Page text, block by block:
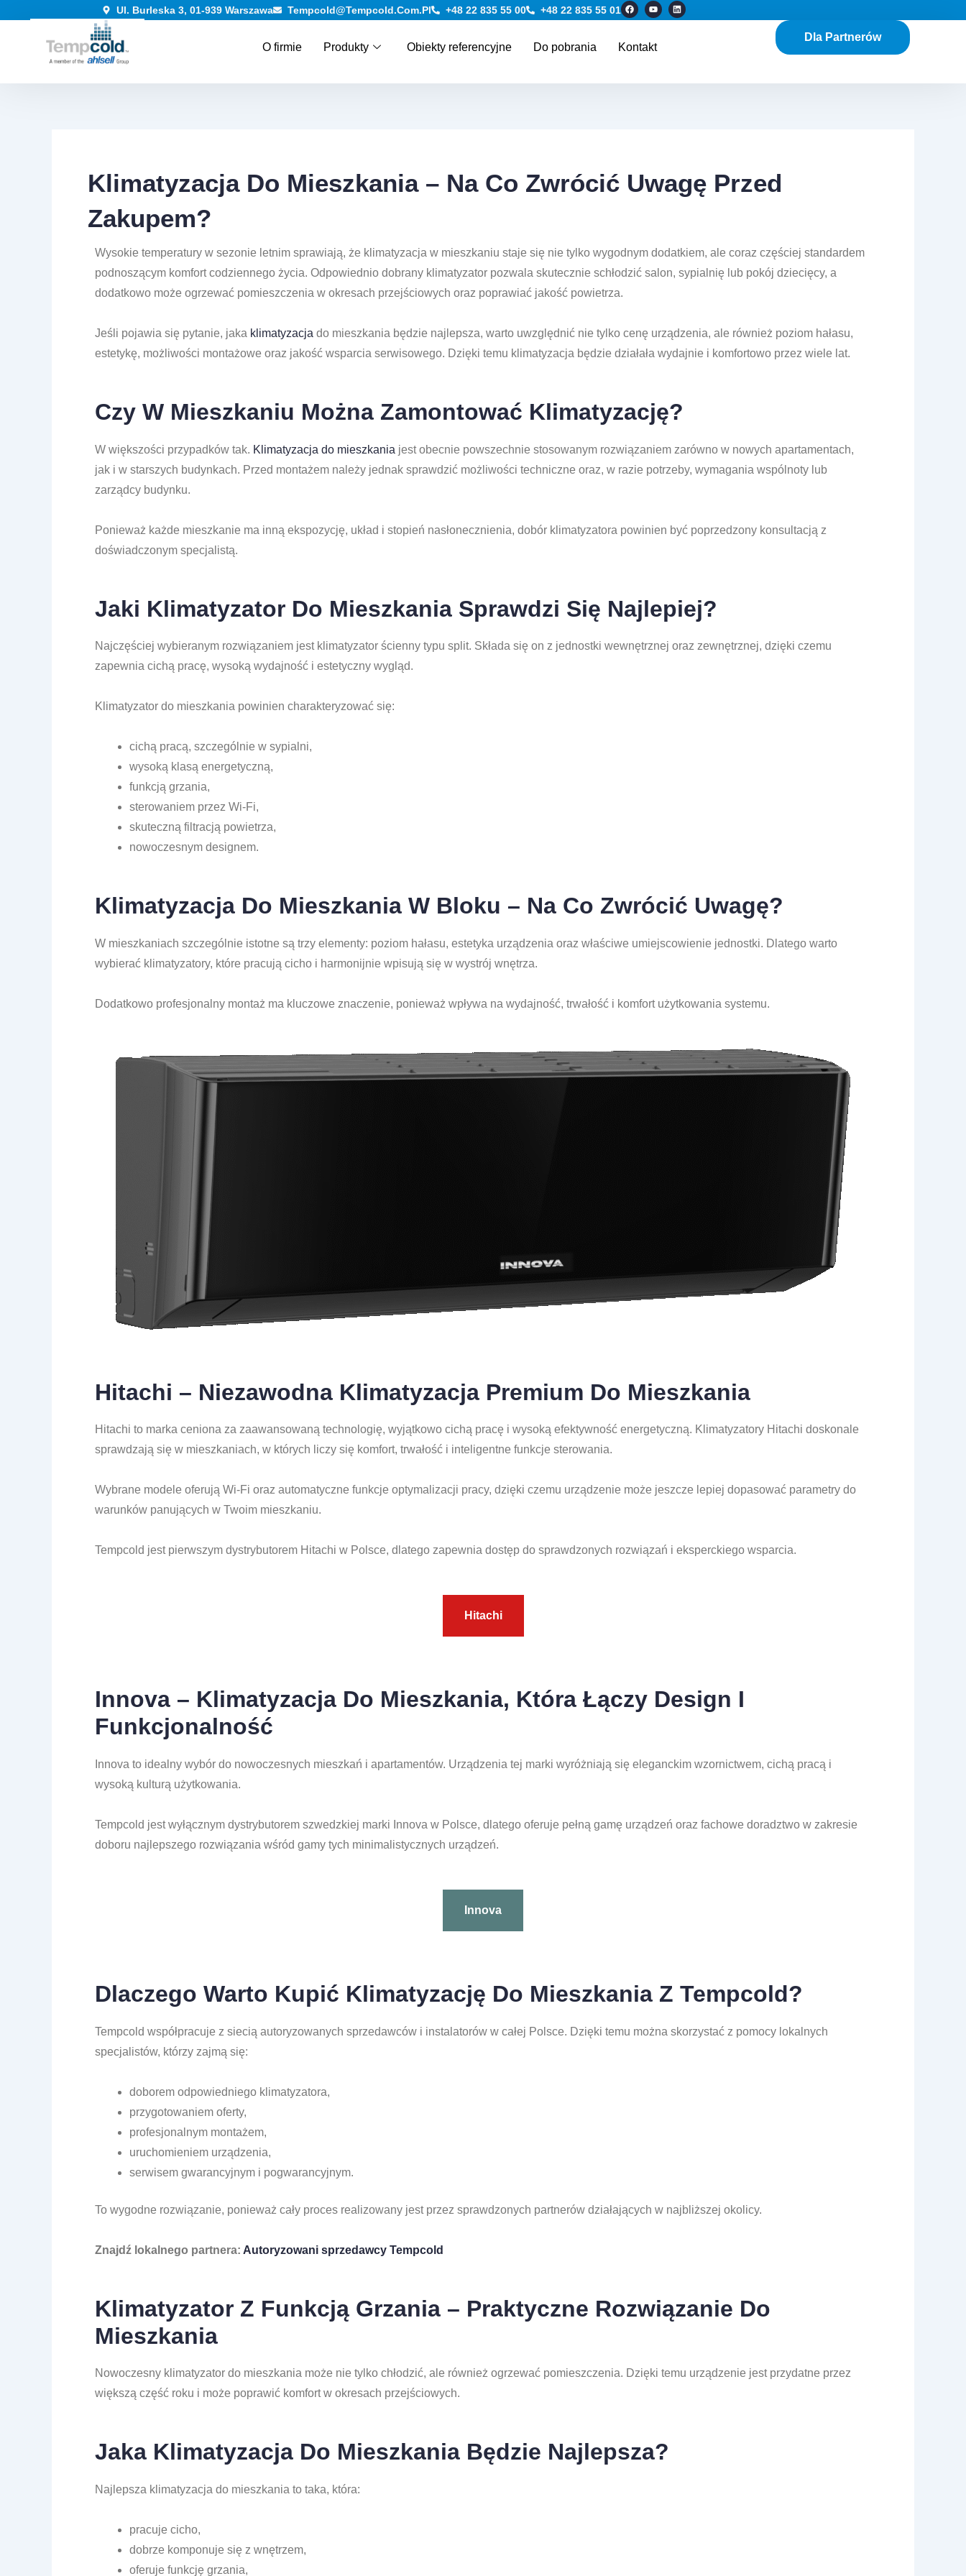
Ul. Burleska 3, 01-939 Warszawa Tempcold@tempcold.com.pl +48 22 835 55 00 +48 22 835 55 01
F
a
c
o
Y
o
u
b
L
i
n
O firmie Produkty Obiekty referencyjne Do pobrania Kontakt
Dla Partnerów
Klimatyzacja Do Mieszkania – Na Co Zwrócić Uwagę Przed
Zakupem?
Wysokie temperatury w sezonie letnim sprawiają, że klimatyzacja w mieszkaniu staje się nie tylko wygodnym dodatkiem, ale coraz częściej standardem
podnoszącym komfort codziennego życia. Odpowiednio dobrany klimatyzator pozwala skutecznie schłodzić salon, sypialnię lub pokój dziecięcy, a
dodatkowo może ogrzewać pomieszczenia w okresach przejściowych oraz poprawiać jakość powietrza.
Jeśli pojawia się pytanie, jaka klimatyzacja do mieszkania będzie najlepsza, warto uwzględnić nie tylko cenę urządzenia, ale również poziom hałasu,
estetykę, możliwości montażowe oraz jakość wsparcia serwisowego. Dzięki temu klimatyzacja będzie działała wydajnie i komfortowo przez wiele lat.
Czy W Mieszkaniu Można Zamontować Klimatyzację?
W większości przypadków tak. Klimatyzacja do mieszkania jest obecnie powszechnie stosowanym rozwiązaniem zarówno w nowych apartamentach,
jak i w starszych budynkach. Przed montażem należy jednak sprawdzić możliwości techniczne oraz, w razie potrzeby, wymagania wspólnoty lub
zarządcy budynku.
Ponieważ każde mieszkanie ma inną ekspozycję, układ i stopień nasłonecznienia, dobór klimatyzatora powinien być poprzedzony konsultacją z
doświadczonym specjalistą.
Jaki Klimatyzator Do Mieszkania Sprawdzi Się Najlepiej?
Najczęściej wybieranym rozwiązaniem jest klimatyzator ścienny typu split. Składa się on z jednostki wewnętrznej oraz zewnętrznej, dzięki czemu
zapewnia cichą pracę, wysoką wydajność i estetyczny wygląd.
Klimatyzator do mieszkania powinien charakteryzować się:
cichą pracą, szczególnie w sypialni,
wysoką klasą energetyczną,
funkcją grzania,
sterowaniem przez Wi-Fi,
skuteczną filtracją powietrza,
nowoczesnym designem.
Klimatyzacja Do Mieszkania W Bloku – Na Co Zwrócić Uwagę?
W mieszkaniach szczególnie istotne są trzy elementy: poziom hałasu, estetyka urządzenia oraz właściwe umiejscowienie jednostki. Dlatego warto
wybierać klimatyzatory, które pracują cicho i harmonijnie wpisują się w wystrój wnętrza.
Dodatkowo profesjonalny montaż ma kluczowe znaczenie, ponieważ wpływa na wydajność, trwałość i komfort użytkowania systemu.
Hitachi – Niezawodna Klimatyzacja Premium Do Mieszkania
Hitachi to marka ceniona za zaawansowaną technologię, wyjątkowo cichą pracę i wysoką efektywność energetyczną. Klimatyzatory Hitachi doskonale
sprawdzają się w mieszkaniach, w których liczy się komfort, trwałość i inteligentne funkcje sterowania.
Wybrane modele oferują Wi-Fi oraz automatyczne funkcje optymalizacji pracy, dzięki czemu urządzenie może jeszcze lepiej dopasować parametry do
warunków panujących w Twoim mieszkaniu.
Tempcold jest pierwszym dystrybutorem Hitachi w Polsce, dlatego zapewnia dostęp do sprawdzonych rozwiązań i eksperckiego wsparcia.
Hitachi
Innova – Klimatyzacja Do Mieszkania, Która Łączy Design I
Funkcjonalność
Innova to idealny wybór do nowoczesnych mieszkań i apartamentów. Urządzenia tej marki wyróżniają się eleganckim wzornictwem, cichą pracą i
wysoką kulturą użytkowania.
Tempcold jest wyłącznym dystrybutorem szwedzkiej marki Innova w Polsce, dlatego oferuje pełną gamę urządzeń oraz fachowe doradztwo w zakresie
doboru najlepszego rozwiązania wśród gamy tych minimalistycznych urządzeń.
Innova
Dlaczego Warto Kupić Klimatyzację Do Mieszkania Z Tempcold?
Tempcold współpracuje z siecią autoryzowanych sprzedawców i instalatorów w całej Polsce. Dzięki temu można skorzystać z pomocy lokalnych
specjalistów, którzy zajmą się:
doborem odpowiedniego klimatyzatora,
przygotowaniem oferty,
profesjonalnym montażem,
uruchomieniem urządzenia,
serwisem gwarancyjnym i pogwarancyjnym.
To wygodne rozwiązanie, ponieważ cały proces realizowany jest przez sprawdzonych partnerów działających w najbliższej okolicy.
Znajdź lokalnego partnera: Autoryzowani sprzedawcy Tempcold
Klimatyzator Z Funkcją Grzania – Praktyczne Rozwiązanie Do
Mieszkania
Nowoczesny klimatyzator do mieszkania może nie tylko chłodzić, ale również ogrzewać pomieszczenia. Dzięki temu urządzenie jest przydatne przez
większą część roku i może poprawić komfort w okresach przejściowych.
Jaka Klimatyzacja Do Mieszkania Będzie Najlepsza?
Najlepsza klimatyzacja do mieszkania to taka, która:
pracuje cicho,
dobrze komponuje się z wnętrzem,
oferuje funkcję grzania,